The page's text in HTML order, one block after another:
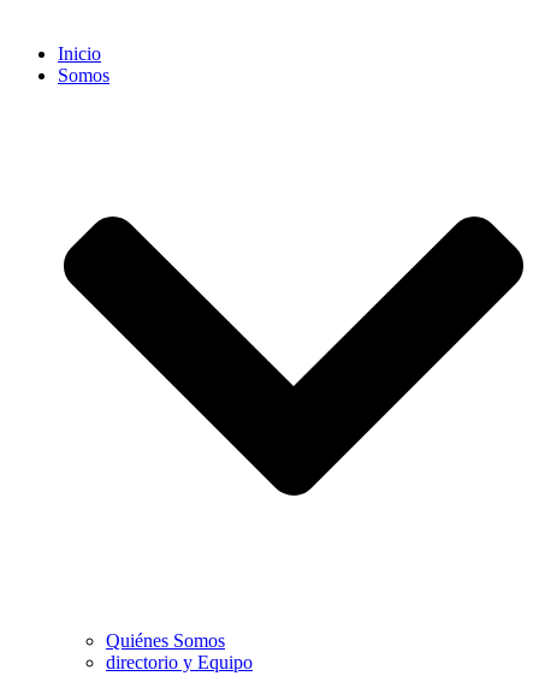
Inicio
Somos
Quiénes Somos
directorio y Equipo